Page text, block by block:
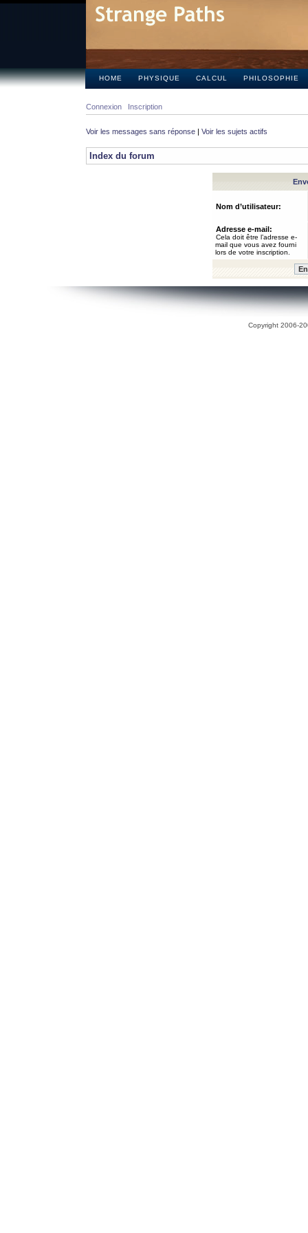
HOME PHYSIQUE CALCUL PHILOSOPHIE
Connexion Inscription
Voir les messages sans réponse | Voir les sujets actifs
Index du forum
Nom d’utilisateur:
Adresse e-mail:
Cela doit être l’adresse e-
mail que vous avez fourni
lors de votre inscription.
Copyright 2006-